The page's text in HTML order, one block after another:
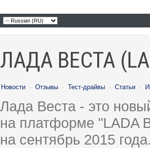
ЛАДА ВЕСТА
Новости · Отзывы · Тест-драйвы · Статьи ·
Лада Веста - это
на платформе "LADA
на сентябрь 2015